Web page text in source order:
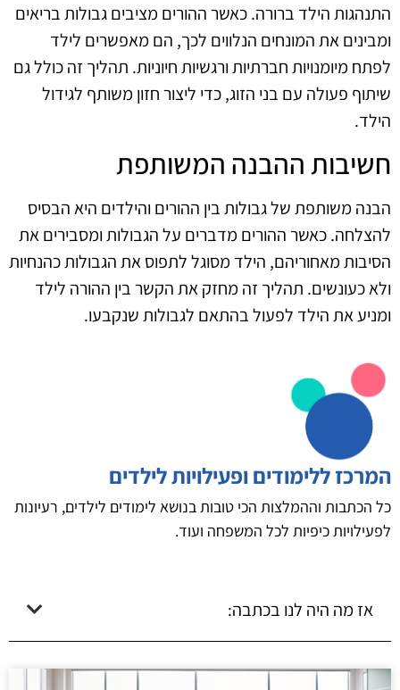
התנהגות הילד ברורה. כאשר ההורים מציבים גבולות בריאים
ומבינים את המונחים הנלווים לכך, הם מאפשרים לילד
לפתח מיומנויות חברתיות ורגשיות חיוניות. תהליך זה כולל גם
שיתוף פעולה עם בני הזוג, כדי ליצור חזון משותף לגידול
הילד.
חשיבות ההבנה המשותפת
הבנה משותפת של גבולות בין ההורים והילדים היא הבסיס
להצלחה. כאשר ההורים מדברים על הגבולות ומסבירים את
הסיבות מאחוריהם, הילד מסוגל לתפוס את הגבולות כהנחיות
ולא כעונשים. תהליך זה מחזק את הקשר בין ההורה לילד
ומניע את הילד לפעול בהתאם לגבולות שנקבעו.
המרכז ללימודים ופעילויות לילדים
כל הכתבות וההמלצות הכי טובות בנושא לימודים לילדים, רעיונות
לפעילויות כיפיות לכל המשפחה ועוד.
אז מה היה לנו בכתבה: